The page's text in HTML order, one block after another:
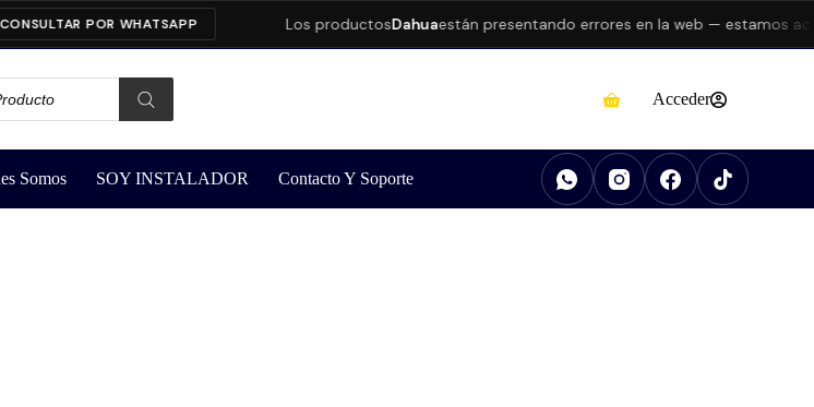
POR WHATSAPP Los productosDahuaestán presentando errores en la web — estamos
Acceder
Somos SOY INSTALADOR Contacto Y Soporte